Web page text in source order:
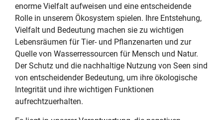
enorme Vielfalt aufweisen und eine entscheidende
Rolle in unserem Ökosystem spielen. Ihre Entstehung,
Vielfalt und Bedeutung machen sie zu wichtigen
Lebensräumen für Tier- und Pflanzenarten und zur
Quelle von Wasserressourcen für Mensch und Natur.
Der Schutz und die nachhaltige Nutzung von Seen sind
von entscheidender Bedeutung, um ihre ökologische
Integrität und ihre wichtigen Funktionen
aufrechtzuerhalten.